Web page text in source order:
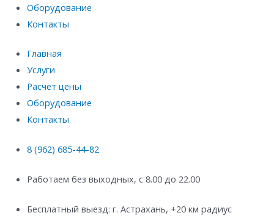
Оборудование
Контакты
Главная
Услуги
Расчет цены
Оборудование
Контакты
8 (962) 685-44-82
Работаем без выходных, с 8.00 до 22.00
Бесплатный выезд: г. Астрахань, +20 км радиус